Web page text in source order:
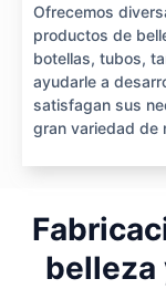
Ofrecemos
productos de
botellas, tubos,
ayudarle a
satisfagan sus
gran variedad de
belleza